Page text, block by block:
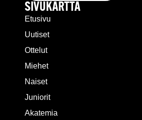
SIVUKARTTA
Etusivu
Uutiset
Ottelut
Miehet
Naiset
Juniorit
Akatemia